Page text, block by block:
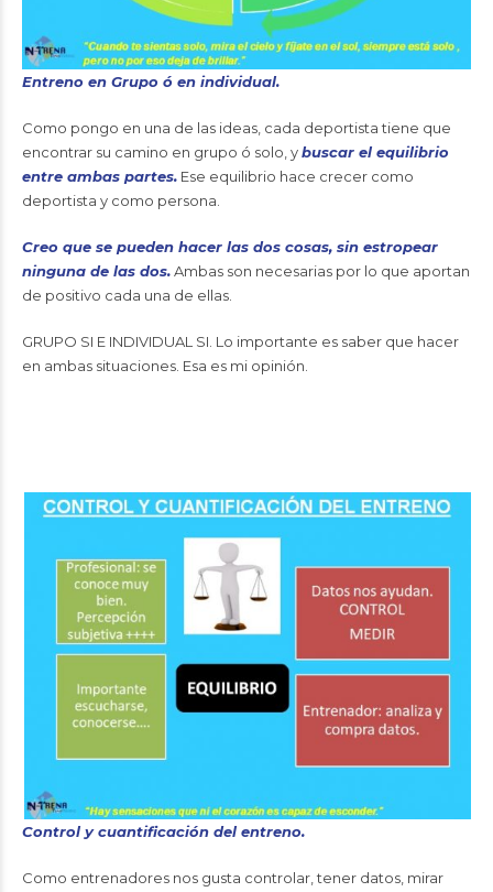
Entreno en Grupo ó en individual.
Como pongo en una de las ideas, cada deportista tiene que
encontrar su camino en grupo ó solo, ybuscar el equilibrio
entre ambas partes. Ese equilibrio hace crecer como
deportista y como persona.
Creo que se pueden hacer las dos cosas, sin estropear
ninguna de las dos.Ambas son necesarias por lo que aportan
de positivo cada una de ellas.
GRUPO SI E INDIVIDUAL SI. Lo importante es saber que hacer
en ambas situaciones. Esa es mi opinión.
Control y cuantificación del entreno.
Como entrenadores nos gusta controlar, tener datos, mirar